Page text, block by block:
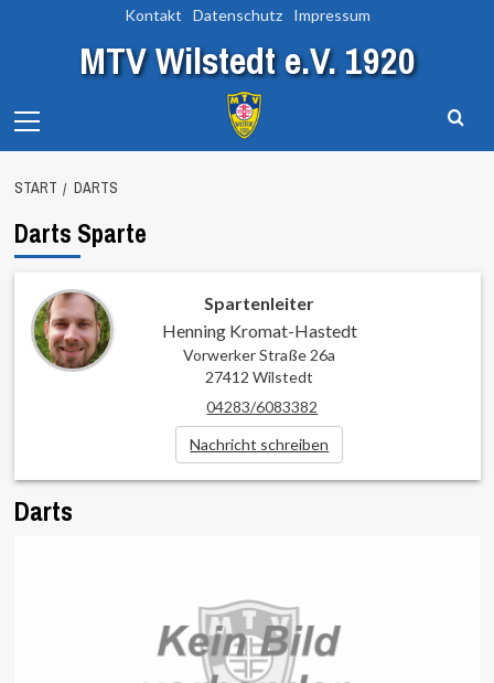
Kontakt Datenschutz Impressum
MTV Wilstedt e.V. 1920
Menu
START DARTS
Darts
Darts Sparte
Spartenleiter
Henning Kromat-Hastedt
Vorwerker Straße 26a
27412 Wilstedt
04283/6083382
Nachricht schreiben